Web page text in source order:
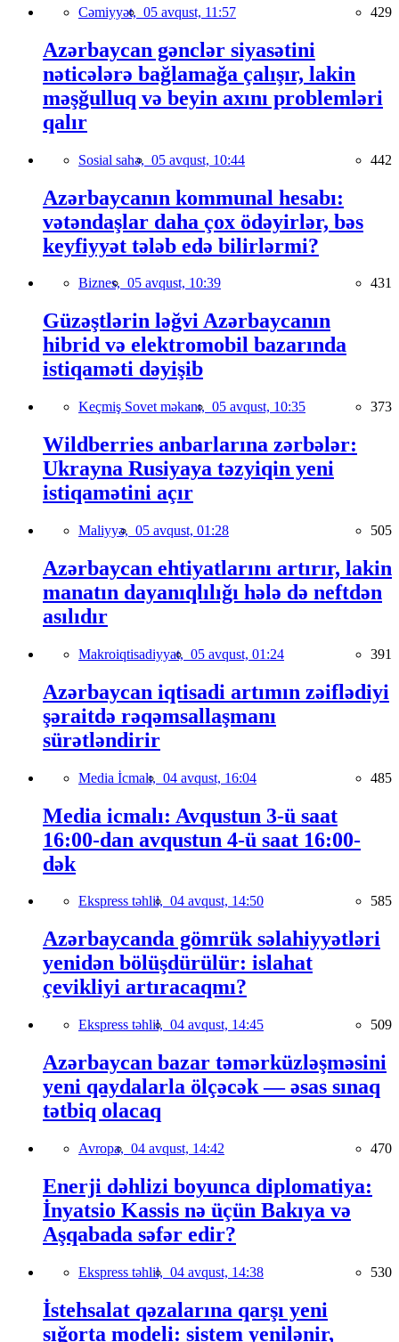
Cəmiyyət, 05 avqust, 11:57 429
Azərbaycan gənclər siyasətini
nəticələrə bağlamağa çalışır, lakin
məşğulluq və beyin axını problemləri
qalır
Sosial sahə, 05 avqust, 10:44 442
Azərbaycanın kommunal hesabı:
vətəndaşlar daha çox ödəyirlər, bəs
keyfiyyət tələb edə bilirlərmi?
Biznes, 05 avqust, 10:39 431
Güzəştlərin ləğvi Azərbaycanın
hibrid və elektromobil bazarında
istiqaməti dəyişib
Keçmiş Sovet məkanı, 05 avqust, 10:35 373
Wildberries anbarlarına zərbələr:
Ukrayna Rusiyaya təzyiqin yeni
istiqamətini açır
Maliyyə, 05 avqust, 01:28 505
Azərbaycan ehtiyatlarını artırır, lakin
manatın dayanıqlılığı hələ də neftdən
asılıdır
Makroiqtisadiyyat, 05 avqust, 01:24 391
Azərbaycan iqtisadi artımın zəiflədiyi
şəraitdə rəqəmsallaşmanı
sürətləndirir
Media İcmalı, 04 avqust, 16:04 485
Media icmalı: Avqustun 3-ü saat
16:00-dan avqustun 4-ü saat 16:00-
dək
Ekspress təhlil, 04 avqust, 14:50 585
Azərbaycanda gömrük səlahiyyətləri
yenidən bölüşdürülür: islahat
çevikliyi artıracaqmı?
Ekspress təhlil, 04 avqust, 14:45 509
Azərbaycan bazar təmərküzləşməsini
yeni qaydalarla ölçəcək — əsas sınaq
tətbiq olacaq
Avropa, 04 avqust, 14:42 470
Enerji dəhlizi boyunca diplomatiya:
İnyatsio Kassis nə üçün Bakıya və
Aşqabada səfər edir?
Ekspress təhlil, 04 avqust, 14:38 530
İstehsalat qəzalarına qarşı yeni
sığorta modeli: sistem yenilənir,